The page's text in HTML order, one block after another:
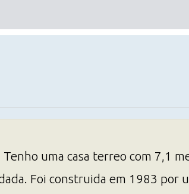
uma casa terreo com 7,1
Foi construida em 1983 por